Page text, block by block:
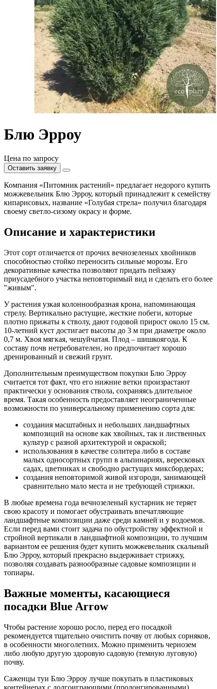
Блю Эрроу
Цена по запросу
Оставить заявку
Компания «Питомник растений» предлагает недорого купить
можжевельник Блю Эрроу, который принадлежит к семейству
кипарисовых, название «Голубая стрела» получил благодаря
своему светло-сизому окрасу и форме.
Описание и характеристики
Этот сорт отличается от прочих вечнозеленых хвойников
способностью стойко переносить сильные морозы. Его
декоративные качества позволяют придать пейзажу
приусадебного участка неповторимый вид и сделать его более
"живым".
У растения узкая колоннообразная крона, напоминающая
стрелу. Вертикально растущие, жесткие побеги, которые
плотно прижаты к стволу, дают годовой прирост около 15 см.
10-летний куст достигает высоты до 3 м при диаметре около
0,7 м. Хвоя мягкая, чешуйчатая. Плод – шишкоягода. К
составу почв нетребователен, но предпочитает хорошо
дренированный и свежий грунт.
Дополнительным преимуществом покупки Блю Эрроу
считается тот факт, что его нижние ветки произрастают
практически у основания ствола, сохраняясь длительное
время. Такая особенность предоставляет неограниченные
возможности по универсальному применению сорта для:
создания масштабных и небольших ландшафтных
композиций на основе как хвойных, так и лиственных
культур с разной архитектурой и окраской;
использования в качестве солитера либо в составе
малых односортных групп в альпинариях, вересковых
садах, цветниках и свободно растущих миксбордерах;
создания неповторимой живой изгороди, занимающей
сравнительно мало места и не требующей стрижки.
В любые времена года вечнозеленый кустарник не теряет
свою красоту и помогает обустраивать впечатляющие
ландшафтные композиции даже среди камней и у водоемов.
Если перед вами стоит задача по обустройству эффектной и
стройной вертикали в ландшафтной композиции, то лучшим
вариантом ее решения будет купить можжевельник скальный
Блю Эрроу, который прекрасно выдерживает стрижку,
позволяя создавать разнообразные садовые композиции и
топиары.
Важные моменты, касающиеся
посадки Blue Arrow
Чтобы растение хорошо росло, перед его посадкой
рекомендуется тщательно очистить почву от любых сорняков,
в особенности многолетних. Можно применить чернозем
либо любую другую здоровую садовую (темную луговую)
почву.
Саженцы туи Блю Эрроу лучше покупать в пластиковых
контейнерах с долгоиграющими (пролонгированными)